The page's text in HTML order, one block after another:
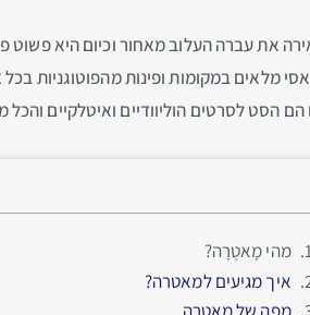
את עברה העלוב מאחור וכיום היא פשוט
מלאים במקומות ופינות מהפוטוגניות
הסט לסרטים הוליוודיים ואיטלקיים
מהי מָאטֶרָה?
איך מגיעים למאטרה?